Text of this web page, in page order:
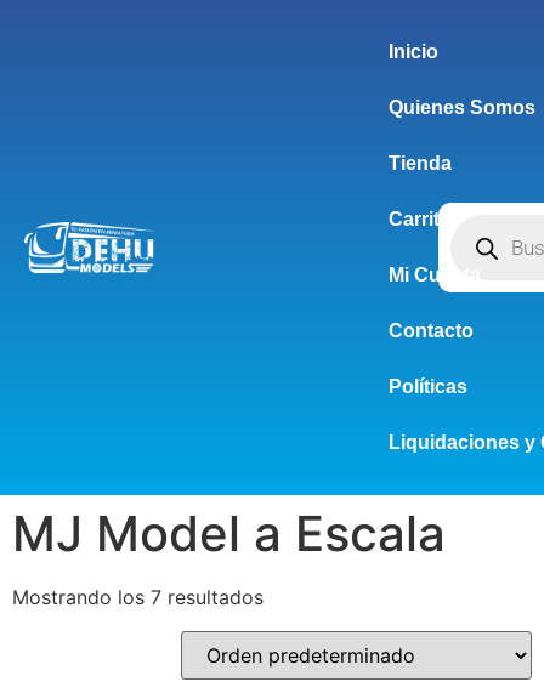
Inicio
Quienes Somos
Tienda
Carrito
Mi Cuenta
Contacto
Políticas
Liquidaciones y
MJ Model a Escala
Mostrando los 7 resultados